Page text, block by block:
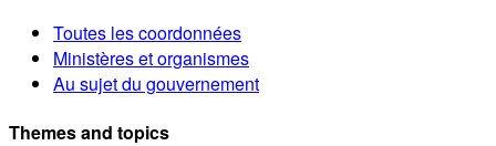
Toutes les coordonnées
Ministères et organismes
Au sujet du gouvernement
Themes and topics